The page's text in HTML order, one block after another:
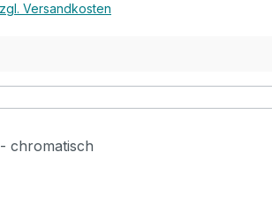
Versandkosten